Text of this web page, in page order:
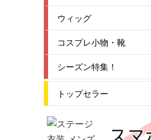
ウィッグ
コスプレ小物・靴
シーズン特集！
トップセラー